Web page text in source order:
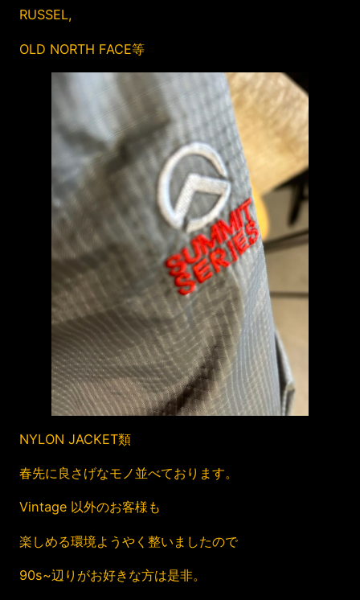
RUSSEL,
OLD NORTH FACE等
NYLON JACKET類
春先に良さげなモノ並べております。
Vintage 以外のお客様も
楽しめる環境ようやく整いましたので
90s~辺りがお好きな方は是非。